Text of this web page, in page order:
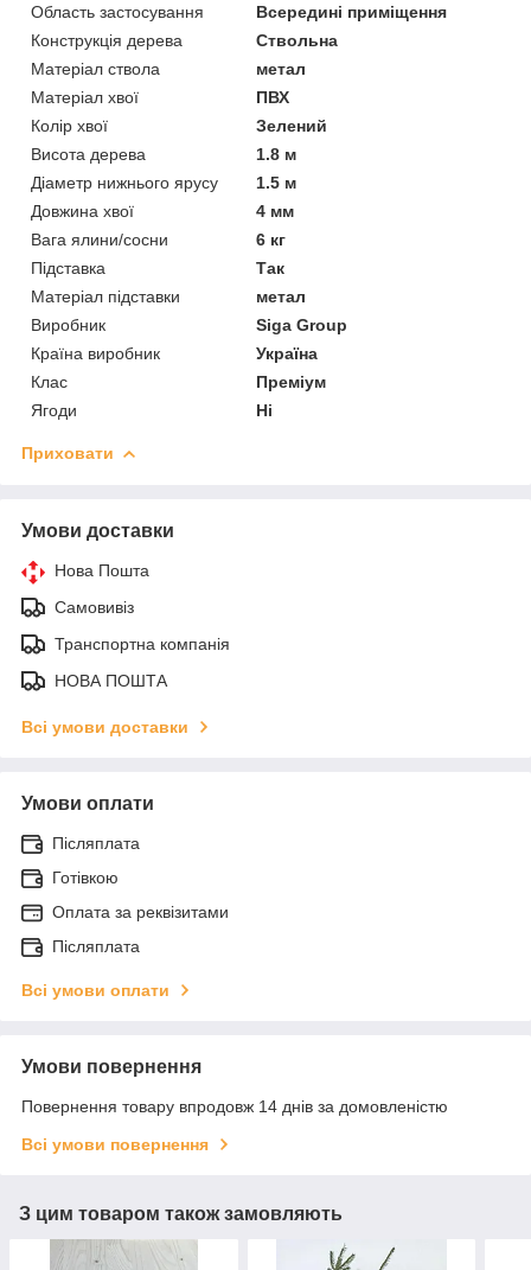
Область застосування
Всередині приміщення
Конструкція дерева
Ствольна
Матеріал ствола
метал
Матеріал хвої
ПВХ
Колір хвої
Зелений
Висота дерева
1.8 м
Діаметр нижнього ярусу
1.5 м
Довжина хвої
4 мм
Вага ялини/сосни
6 кг
Підставка
Так
Матеріал підставки
метал
Виробник
Siga Group
Країна виробник
Україна
Клас
Преміум
Ягоди
Ні
Приховати
Умови доставки
Нова Пошта
Самовивіз
Транспортна компанія
НОВА ПОШТА
Всі умови доставки
Умови оплати
Післяплата
Готівкою
Оплата за реквізитами
Післяплата
Всі умови оплати
Умови повернення
Повернення товару впродовж 14 днів за домовленістю
Всі умови повернення
З цим товаром також замовляють